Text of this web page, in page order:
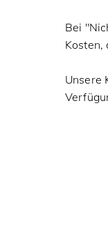
Bei
Unsere